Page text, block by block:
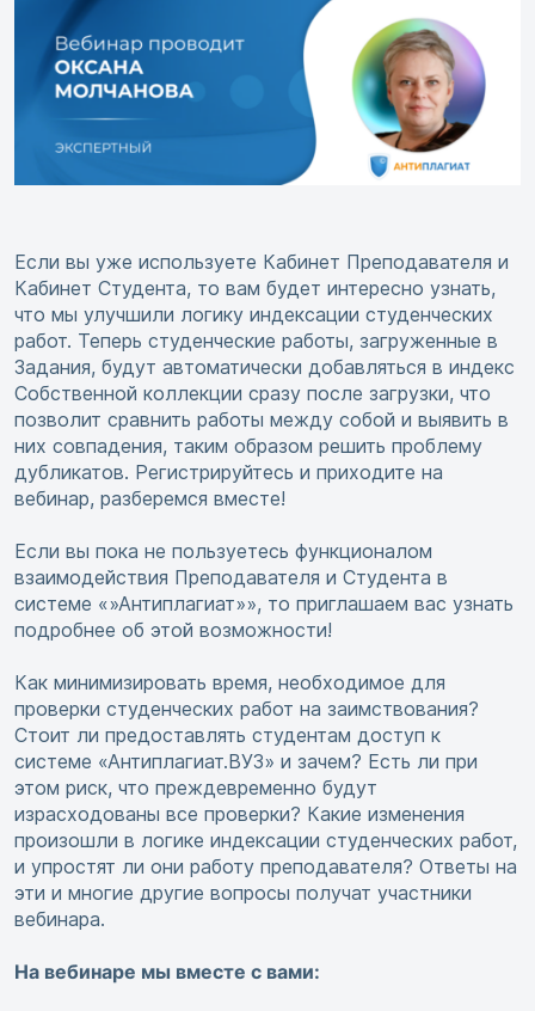
Если вы уже используете Кабинет Преподавателя и
Кабинет Студента, то вам будет интересно узнать,
что мы улучшили логику индексации студенческих
работ. Теперь студенческие работы, загруженные в
Задания, будут автоматически добавляться в индекс
Собственной коллекции сразу после загрузки, что
позволит сравнить работы между собой и выявить в
них совпадения, таким образом решить проблему
дубликатов. Регистрируйтесь и приходите на
вебинар, разберемся вместе!
Если вы пока не пользуетесь функционалом
взаимодействия Преподавателя и Студента в
системе «»Антиплагиат»», то приглашаем вас узнать
подробнее об этой возможности!
Как минимизировать время, необходимое для
проверки студенческих работ на заимствования?
Стоит ли предоставлять студентам доступ к
системе «Антиплагиат.ВУЗ» и зачем? Есть ли при
этом риск, что преждевременно будут
израсходованы все проверки? Какие изменения
произошли в логике индексации студенческих работ,
и упростят ли они работу преподавателя? Ответы на
эти и многие другие вопросы получат участники
вебинара.
На вебинаре мы вместе с вами: